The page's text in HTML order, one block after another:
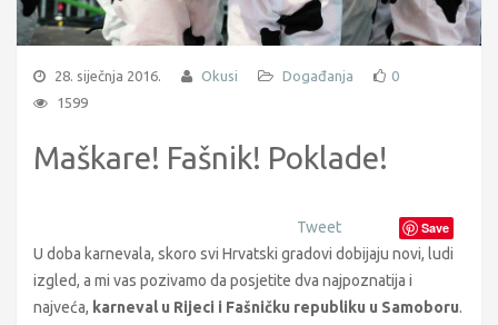
28. siječnja 2016. Okusi Događanja
0
1599
Maškare! Fašnik! Poklade!
Tweet Save
U doba karnevala, skoro svi Hrvatski gradovi dobijaju novi, ludi
izgled, a mi vas pozivamo da posjetite dva najpoznatija i
najveća, karneval u Rijeci i Fašničku republiku u Samoboru.